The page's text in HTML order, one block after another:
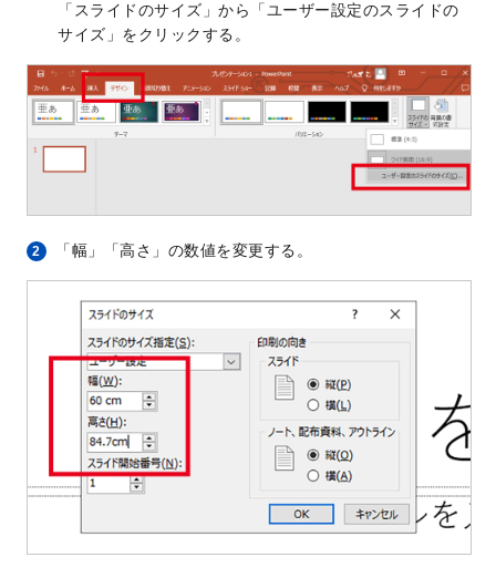
「スライドのサイズ」から「ユーザー設定のスライドの
サイズ」をクリックする。
2 「幅」「高さ」の数値を変更する。